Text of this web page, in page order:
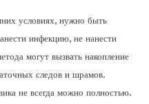
условиях, нужно быть
инфекцию, не нанести
могут вызвать накопление
следов и шрамов.
не всегда можно полностью.